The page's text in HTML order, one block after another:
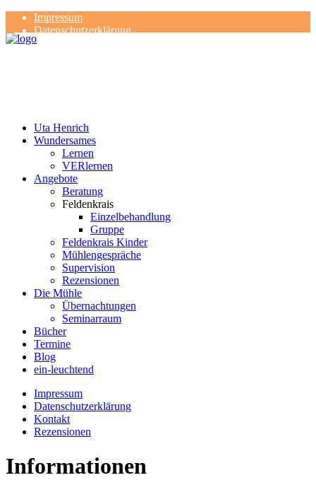
Impressum
Datenschutzerklärung
Kontakt
Uta Henrich
Wundersames
Lernen
VERlernen
Angebote
Beratung
Feldenkrais
Einzelbehandlung
Gruppe
Feldenkrais Kinder
Mühlengespräche
Supervision
Rezensionen
Die Mühle
Übernachtungen
Seminarraum
Bücher
Termine
Blog
ein-leuchtend
Impressum
Datenschutzerklärung
Kontakt
Rezensionen
Informationen